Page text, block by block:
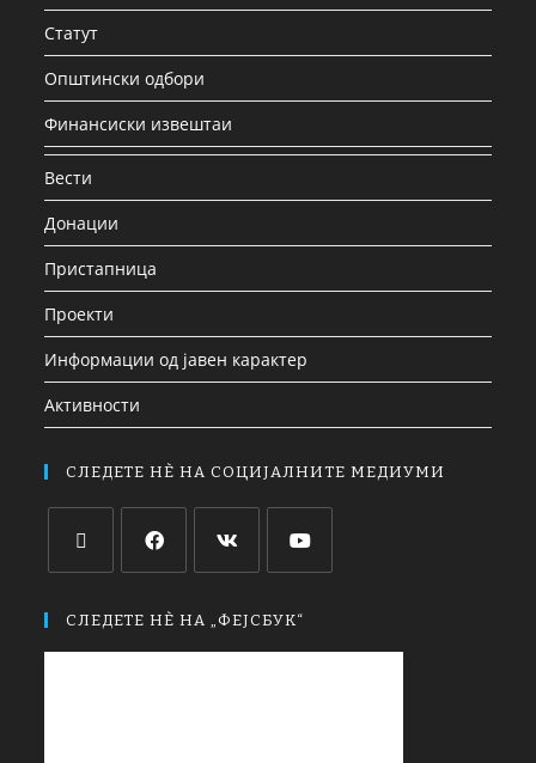
Статут
Општински одбори
Финансиски извештаи
Вести
Донации
Пристапница
Проекти
Информации од јавен карактер
Активности
СЛЕДЕТЕ НЀ НА СОЦИЈАЛНИТЕ МЕДИУМИ
СЛЕДЕТЕ НЀ НА „ФЕЈСБУК“